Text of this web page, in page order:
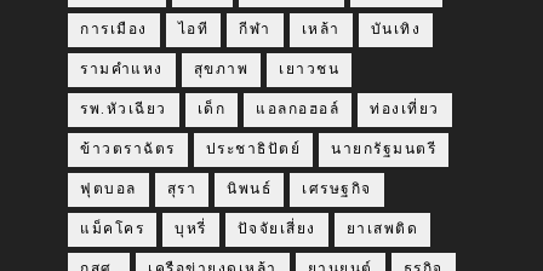
การเมือง ไอที กีฬา เหล้า บันเทิง
รามคำแหง สุขภาพ เยาวชน
รพ.หัวเฉียว เด็ก แอลกอฮอล์ ท่องเที่ยว
ข้าวตราฉัตร ประชาธิปัตย์ นายกรัฐมนตรี
ฟุตบอล สุรา นิพนธ์ เศรษฐกิจ
แม็คโคร บุหรี่ ปัจจัยเสี่ยง ยาเสพติด